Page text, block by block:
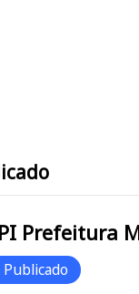
Piripiri/PI
Publicado